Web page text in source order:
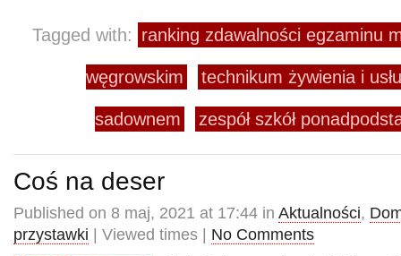
Tagged with: ranking zdawalności egzaminu
węgrowskim technikum żywienia i
sadownem zespół szkół
Coś na deser
Published on 8 maj, 2021 at 17:44 in Aktualności,
przystawki | Viewed times | No Comments